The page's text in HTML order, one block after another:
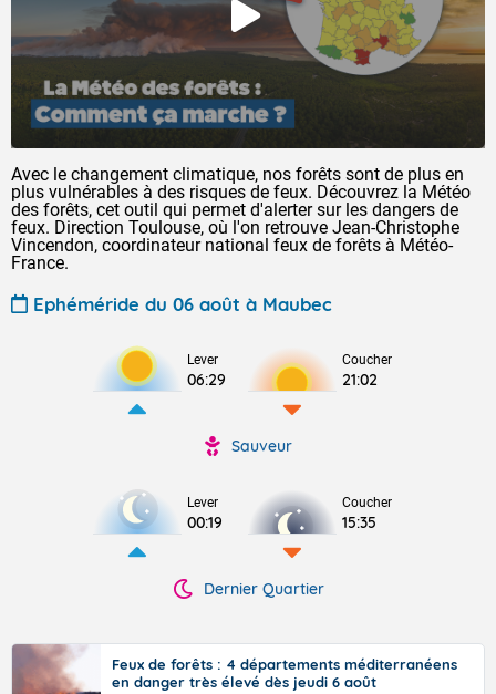
Avec le changement climatique, nos forêts sont de plus en
plus vulnérables à des risques de feux. Découvrez la Météo
des forêts, cet outil qui permet d'alerter sur les dangers de
feux. Direction Toulouse, où l'on retrouve Jean-Christophe
Vincendon, coordinateur national feux de forêts à Météo-
France.
Ephéméride du 06 août à Maubec
Lever
06:29
Coucher
21:02
Sauveur
Lever
00:19
Coucher
15:35
Dernier Quartier
Feux de forêts : 4 départements méditerranéens
en danger très élevé dès jeudi 6 août